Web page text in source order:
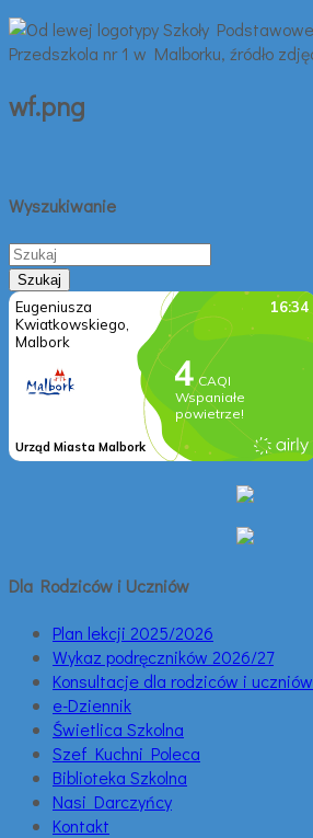
wf.png
Wyszukiwanie
Dla Rodziców i Uczniów
Plan lekcji 2025/2026
Wykaz podręczników 2026/27
Konsultacje dla rodziców i uczniów
e-Dziennik
Świetlica Szkolna
Szef Kuchni Poleca
Biblioteka Szkolna
Nasi Darczyńcy
Kontakt